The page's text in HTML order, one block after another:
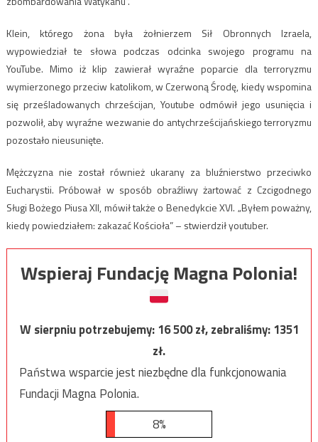
Klein, którego żona była żołnierzem Sił Obronnych Izraela,
wypowiedział te słowa podczas odcinka swojego programu na
YouTube. Mimo iż klip zawierał wyraźne poparcie dla terroryzmu
wymierzonego przeciw katolikom, w Czerwoną Środę, kiedy wspomina
się prześladowanych chrześcijan, Youtube odmówił jego usunięcia i
pozwolił, aby wyraźne wezwanie do antychrześcijańskiego terroryzmu
pozostało nieusunięte.
Mężczyzna nie został również ukarany za bluźnierstwo przeciwko
Eucharystii. Próbował w sposób obraźliwy żartować z Czcigodnego
Sługi Bożego Piusa XII, mówił także o Benedykcie XVI. „Byłem poważny,
kiedy powiedziałem: zakazać Kościoła” – stwierdził youtuber.
Wspieraj Fundację Magna Polonia!
W sierpniu potrzebujemy:16 500zł, zebraliśmy:1351
zł.
Państwa wsparcie jest niezbędne dla funkcjonowania
Fundacji Magna Polonia.
8%